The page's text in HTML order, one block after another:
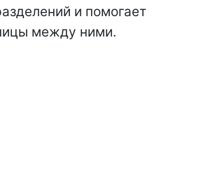
и помогает
между ними.